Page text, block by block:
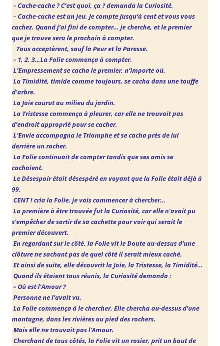
– Cache-cache ? C’est quoi, ça ? demanda la Curiosité.
– Cache-cache est un jeu. Je compte jusqu’à cent et vous vous
cachez. Quand j’ai fini de compter… je cherche, et le premier
que je trouve sera le prochain à compter.
Tous acceptèrent, sauf la Peur et la Paresse.
– 1, 2, 3…La Folie commença à compter.
L’Empressementse cacha le premier, n’importe où.
La Timidité, timide comme toujours, se cacha dans une touffe
d’arbre.
La Joiecourut au milieu du jardin.
La Tristessecommença à pleurer, car elle ne trouvait pas
d’endroit approprié pour se cacher.
L’Envieaccompagna le Triomphe et se cacha près de lui
derrière un rocher.
La Foliecontinuait de compter tandis que ses amis se
cachaient.
Le Désespoirétait désespéré en voyant que la Folie était déjà à
99.
CENT ! cria la Folie, je vais commencer à chercher…
La première à être trouvée fut la Curiosité, car elle n’avait pu
s’empêcher de sortir de sa cachette pour voir qui serait le
premier découvert.
En regardant sur le côté, la Folie vit le Doute au-dessus d’une
clôture ne sachant pas de quel côté il serait mieux caché.
Et ainsi de suite, elle découvrit la Joie, la Tristesse, la Timidité…
Quand ils étaient tous réunis, la Curiosité demanda :
– Où est l’Amour ?
Personne ne l’avait vu.
La Foliecommença à le chercher. Elle chercha au-dessus d’une
montagne, dans les rivières au pied des rochers.
Mais elle ne trouvait pas l’Amour.
Cherchant de tous côtés, la Folie vit un rosier, prit un bout de